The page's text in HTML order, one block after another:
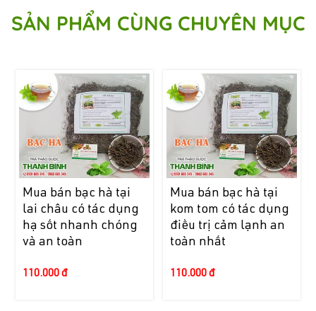
SẢN PHẨM CÙNG CHUYÊN MỤC
Mua bán bạc hà tại
lai châu có tác dụng
hạ sốt nhanh chóng
và an toàn
110.000 đ
Mua bán bạc hà tại
kom tom có tác dụng
điều trị cảm lạnh an
toàn nhất
110.000 đ